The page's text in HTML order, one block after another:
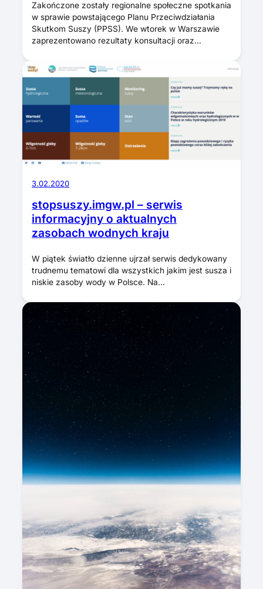
Zakończone zostały regionalne społeczne spotkania
w sprawie powstającego Planu Przeciwdziałania
Skutkom Suszy (PPSS). We wtorek w Warszawie
zaprezentowano rezultaty konsultacji oraz…
3.02.2020
stopsuszy.imgw.pl – serwis
informacyjny o aktualnych
zasobach wodnych kraju
W piątek światło dzienne ujrzał serwis dedykowany
trudnemu tematowi dla wszystkich jakim jest susza i
niskie zasoby wody w Polsce. Na…